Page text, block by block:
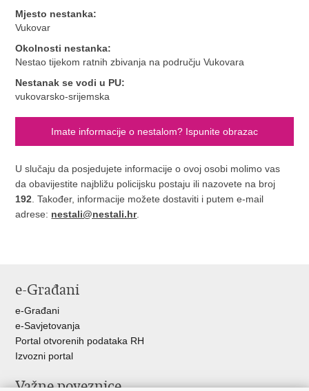
Mjesto nestanka:
Vukovar
Okolnosti nestanka:
Nestao tijekom ratnih zbivanja na području Vukovara
Nestanak se vodi u PU:
vukovarsko-srijemska
Imate informacije o nestalom? Ispunite obrazac
U slučaju da posjedujete informacije o ovoj osobi molimo vas
da obavijestite najbližu policijsku postaju ili nazovete na broj
192. Također, informacije možete dostaviti i putem e-mail
adrese: nestali@nestali.hr.
e-Građani
e-Građani
e-Savjetovanja
Portal otvorenih podataka RH
Izvozni portal
Važne poveznice